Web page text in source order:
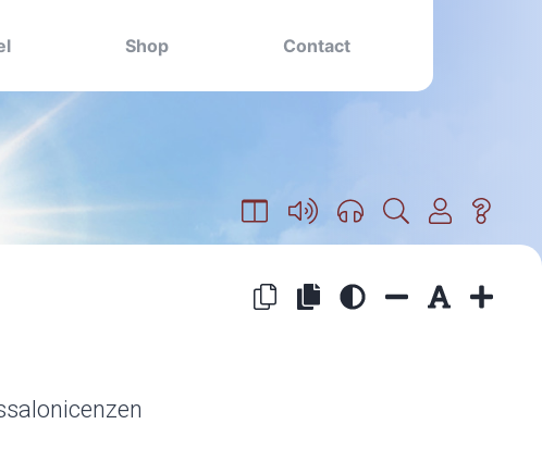
Shop Contact